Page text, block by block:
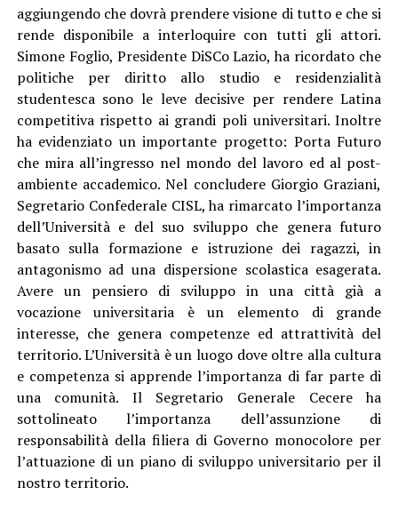
aggiungendo che dovrà prendere visione di tutto e che si
rende disponibile a interloquire con tutti gli attori.
Simone Foglio, Presidente DiSCo Lazio, ha ricordato che
politiche per diritto allo studio e residenzialità
studentesca sono le leve decisive per rendere Latina
competitiva rispetto ai grandi poli universitari. Inoltre
ha evidenziato un importante progetto: Porta Futuro
che mira all’ingresso nel mondo del lavoro ed al post-
ambiente accademico. Nel concludere Giorgio Graziani,
Segretario Confederale CISL, ha rimarcato l’importanza
dell’Università e del suo sviluppo che genera futuro
basato sulla formazione e istruzione dei ragazzi, in
antagonismo ad una dispersione scolastica esagerata.
Avere un pensiero di sviluppo in una città già a
vocazione universitaria è un elemento di grande
interesse, che genera competenze ed attrattività del
territorio. L’Università è un luogo dove oltre alla cultura
e competenza si apprende l’importanza di far parte di
una comunità. Il Segretario Generale Cecere ha
sottolineato l’importanza dell’assunzione di
responsabilità della filiera di Governo monocolore per
l’attuazione di un piano di sviluppo universitario per il
nostro territorio.